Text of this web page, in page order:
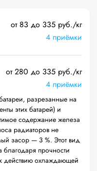
от 83 до 335 руб./кг
4 приёмки
от 280 до 335 руб./кг
4 приёмки
разрезанные на
этих батарей) и
содержание железа
радиаторов не
засор — 3 %. Этот вид
благодаря прочности
действию охлаждающей